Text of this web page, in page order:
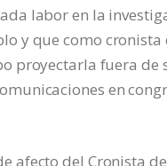
labor en la
y que como cronista
proyectarla fuera de
en
afecto del Cronista